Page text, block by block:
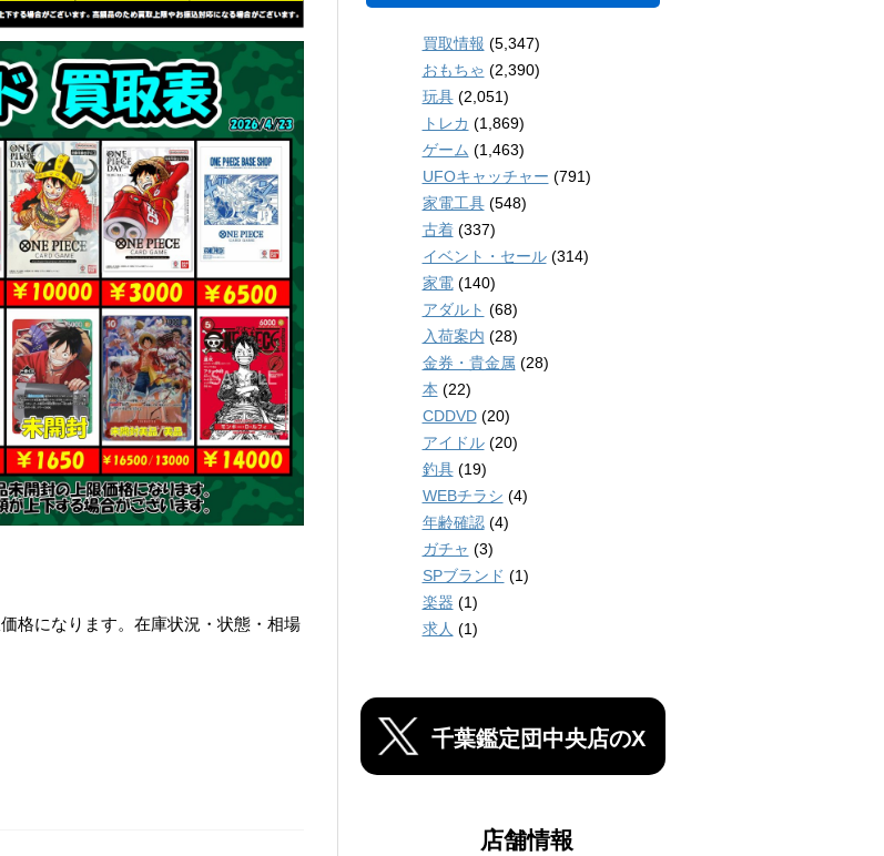
格になります。在庫状況・状態・相場
買取情報 (5,347)
おもちゃ (2,390)
玩具(2,051)
トレカ (1,869)
ゲーム (1,463)
UFOキャッチャー (791)
家電工具(548)
古着(337)
イベント・セール(314)
家電(140)
アダルト (68)
入荷案内 (28)
金券・貴金属 (28)
本 (22)
CDDVD(20)
アイドル(20)
釣具(19)
WEBチラシ (4)
年齢確認(4)
ガチャ (3)
SPブランド (1)
楽器 (1)
求人 (1)
千葉鑑定団中央店のX
店舗情報